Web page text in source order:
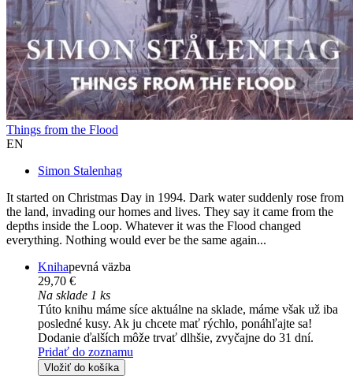
Things from the Flood
EN
Simon Stalenhag
It started on Christmas Day in 1994. Dark water suddenly rose from
the land, invading our homes and lives. They say it came from the
depths inside the Loop. Whatever it was the Flood changed
everything. Nothing would ever be the same again...
Knihapevná väzba
29,70 €
Na sklade 1 ks
Túto knihu máme síce aktuálne na sklade, máme však už iba
posledné kusy. Ak ju chcete mať rýchlo, ponáhľajte sa!
Dodanie ďalších môže trvať dlhšie, zvyčajne do 31 dní.
Pridať do zoznamu
Vložiť do košíka